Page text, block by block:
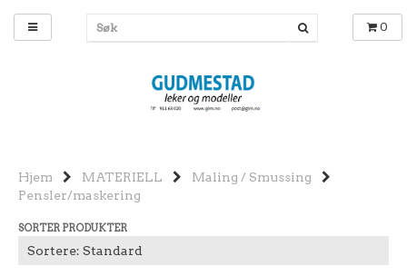
0
Hjem MATERIELL
Maling / Smussing
Pensler/maskering
SORTER PRODUKTER